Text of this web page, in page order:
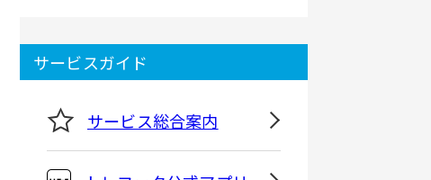
サービスガイド
サービス総合案内